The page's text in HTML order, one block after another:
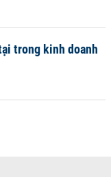
trong kinh doanh